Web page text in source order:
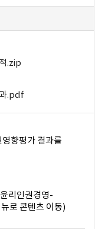
.zip
.pdf
향평가 결과를
리인권경영-
로 콘텐츠 이동)